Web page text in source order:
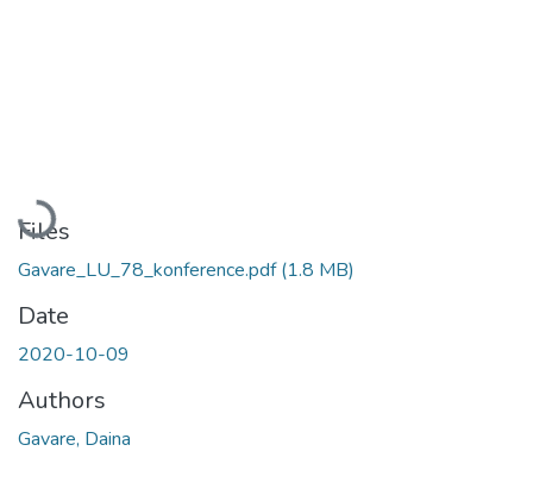
Loading...
Files
Gavare_LU_78_konference.pdf(1.8 MB)
Date
2020-10-09
Authors
Gavare, Daina